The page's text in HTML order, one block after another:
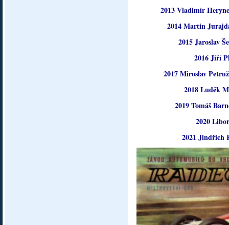
2013 Vladimír
2014 Martin
2015 Jaroslav
2016 Jiří
2017 Miroslav
2018 Luděk
2019 Tomáš
2020
2021 Jindřich